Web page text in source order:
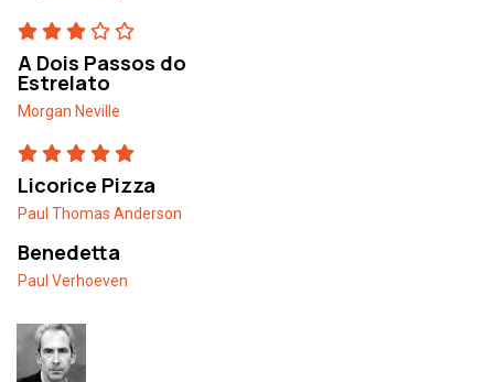
A Dois Passos do
Estrelato
Morgan Neville
Licorice Pizza
Paul Thomas Anderson
Benedetta
Paul Verhoeven